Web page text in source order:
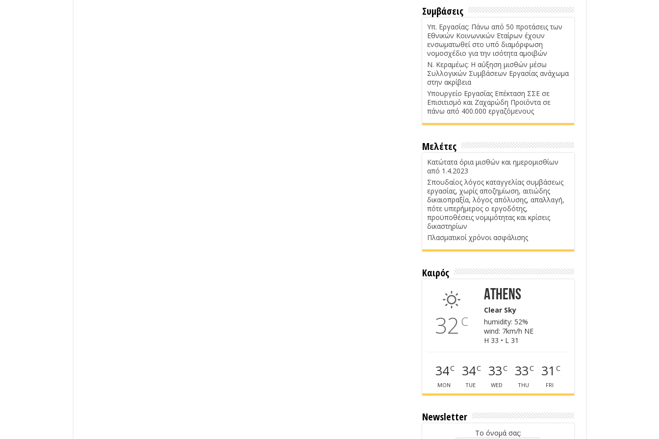
Συμβάσεις
Υπ. Εργασίας: Πάνω από 50 προτάσεις των
Εθνικών Κοινωνικών Εταίρων έχουν
ενσωματωθεί στο υπό διαμόρφωση
νομοσχέδιο για την ισότητα αμοιβών
Ν. Κεραμέως: Η αύξηση μισθών μέσω
Συλλογικών Συμβάσεων Εργασίας ανάχωμα
στην ακρίβεια
Υπουργείο Εργασίας Επέκταση ΣΣΕ σε
Επισιτισμό και Ζαχαρώδη Προϊόντα σε
πάνω από 400.000 εργαζόμενους
Μελέτες
Κατώτατα όρια μισθών και ημερομισθίων
από 1.4.2023
Σπουδαίος λόγος καταγγελίας συμβάσεως
εργασίας, χωρίς αποζημίωση, αιτιώδης
δικαιοπραξία, λόγος απόλυσης, απαλλαγή,
πότε υπερήμερος ο εργοδότης,
προϋποθέσεις νομιμότητας και κρίσεις
δικαστηρίων
Πλασματικοί χρόνοι ασφάλισης
Καιρός
32 C
Athens
Clear Sky
humidity: 52%
wind: 7km/h NE
H 33 • L 31
34C
MON
34C
TUE
33C
WED
33C
THU
31 C
FRI
Newsletter
Το όνομά σας: